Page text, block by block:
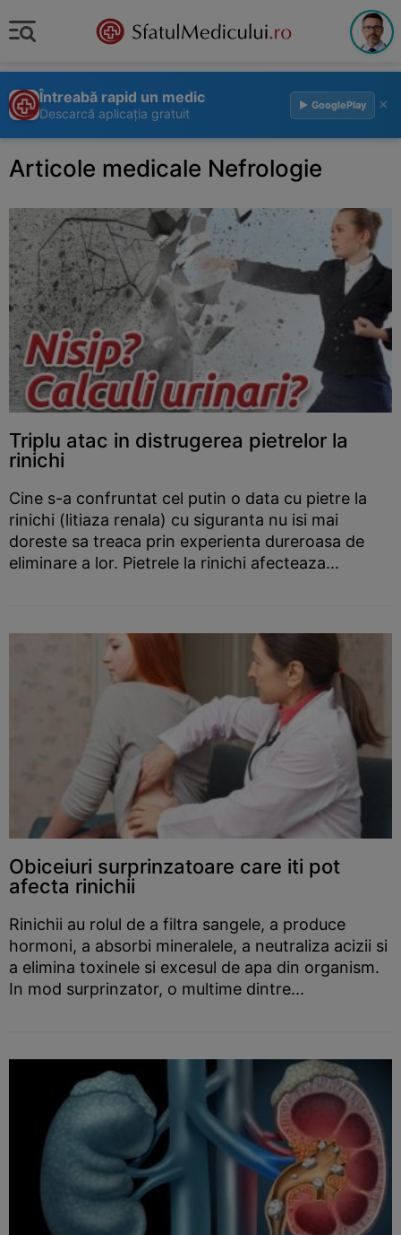
Întreabă rapid un medic
Descarcă aplicația gratuit
▶ GooglePlay ×
Articole medicale Nefrologie
Triplu atac in distrugerea pietrelor la
rinichi
Cine s-a confruntat cel putin o data cu pietre la
rinichi (litiaza renala) cu siguranta nu isi mai
doreste sa treaca prin experienta dureroasa de
eliminare a lor. Pietrele la rinichi afecteaza...
Obiceiuri surprinzatoare care iti pot
afecta rinichii
Rinichii au rolul de a filtra sangele, a produce
hormoni, a absorbi mineralele, a neutraliza acizii si
a elimina toxinele si excesul de apa din organism.
In mod surprinzator, o multime dintre...